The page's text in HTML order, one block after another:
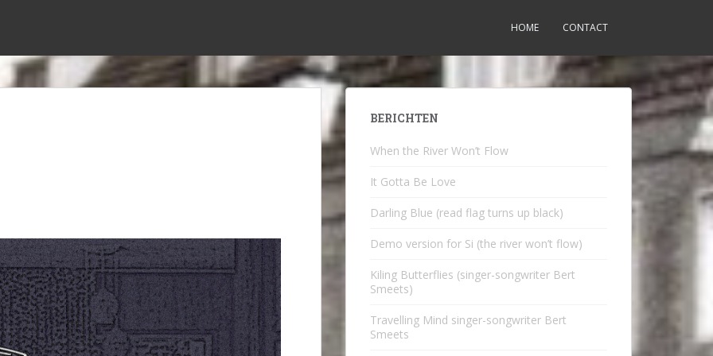
HOME CONTACT
BERICHTEN
When the River Won’t Flow
It Gotta Be Love
Darling Blue (read flag turns up black)
Demo version for Si (the river won’t flow)
Kiling Butterflies (singer-songwriter Bert
Smeets)
Travelling Mind singer-songwriter Bert
Smeets